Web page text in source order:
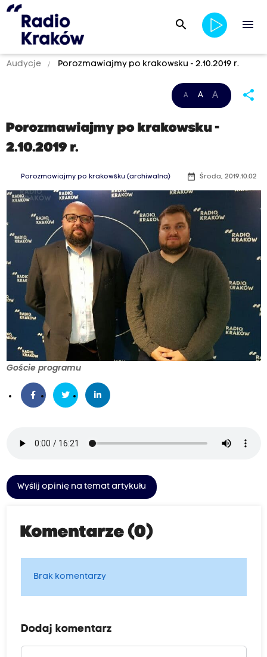
search menu
Audycje Porozmawiajmy po krakowsku - 2.10.2019 r.
A A A share
Porozmawiajmy po krakowsku -
2.10.2019 r.
Porozmawiajmy po krakowsku (archiwalna) date_range Środa, 2019.10.02
Goście programu
Wyślij opinię na temat artykułu
Komentarze (0)
Brak komentarzy
Dodaj komentarz